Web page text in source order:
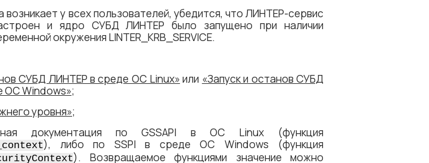
возникает у всех пользователей, убедится, что ЛИНТЕР-сервис
и ядро СУБД ЛИНТЕР было запущено при наличии
окружения LINTER_KRB_SERVICE.
СУБД ЛИНТЕР в среде ОС Linux» или «Запуск и останов СУБД
ОС Windows»;
уровня»;
документация по GSSAPI в ОС Linux (функция
), либо по SSPI в среде ОС Windows (функция
). Возвращаемое функциями значение можно